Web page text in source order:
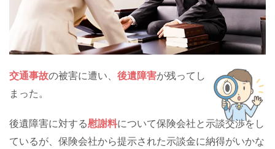
交通事故の被害に遭い、 後遺障害が残ってし
まった。
後遺障害に対する慰謝料について保険会社と示談交渉をし
ているが、保険会社から提示された示談金に納得がいかな